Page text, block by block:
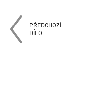
PŘEDCHOZÍ
DÍLO